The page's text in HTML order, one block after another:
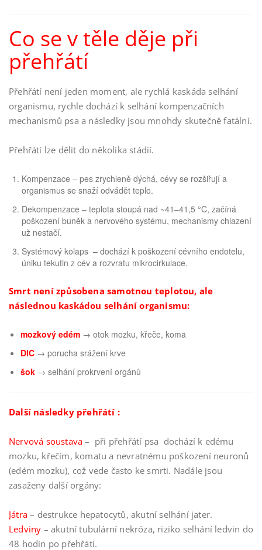
Co se v těle děje při
přehřátí
Přehřátí není jeden moment, ale rychlá kaskáda selhání
organismu, rychle dochází k selhání kompenzačních
mechanismů psa a následky jsou mnohdy skutečně fatální.
Přehřátí lze dělit do několika stádií.
Kompenzace – pes zrychleně dýchá, cévy se rozšiřují a
organismus se snaží odvádět teplo.
Dekompenzace – teplota stoupá nad ~41–41,5 °C, začíná
poškození buněk a nervového systému, mechanismy chlazení
už nestačí.
Systémový kolaps – dochází k poškození cévního endotelu,
úniku tekutin z cév a rozvratu mikrocirkulace.
Smrt není způsobena samotnou teplotou, ale
následnou kaskádou selhání organismu:
mozkový edém → otok mozku, křeče, koma
DIC → porucha srážení krve
šok → selhání prokrvení orgánů
Další následky přehřátí :
Nervová soustava – při přehřátí psa dochází k edému
mozku, křečím, komatu a nevratnému poškození neuronů
(edém mozku), což vede často ke smrti. Nadále jsou
zasaženy další orgány:
Játra – destrukce hepatocytů, akutní selhání jater.
Ledviny – akutní tubulární nekróza, riziko selhání ledvin do
48 hodin po přehřátí.